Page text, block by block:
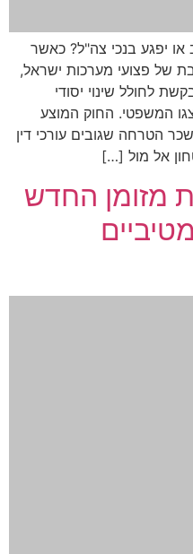
יפגע בנכי צה"ל? כאשר
של פצועי מערכות ישראל,
לחולל שינוי יסודי
המשפטי. החוק המוצע
הטרחה שגובים עורכי דין
אל מול […]
מזומן החדש